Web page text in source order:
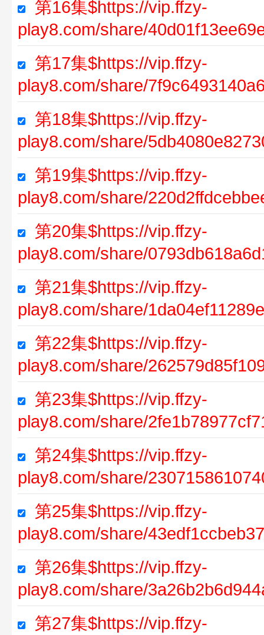
第16集$https://vip.ffzy-
play8.com/share/
第17集$https://vip.ffzy-
play8.com/share/
第18集$https://vip.ffzy-
play8.com/share/
第19集$https://vip.ffzy-
play8.com/share/
第20集$https://vip.ffzy-
play8.com/share/
第21集$https://vip.ffzy-
play8.com/share/
第22集$https://vip.ffzy-
play8.com/share/
第23集$https://vip.ffzy-
play8.com/share/
第24集$https://vip.ffzy-
play8.com/share/
第25集$https://vip.ffzy-
play8.com/share/
第26集$https://vip.ffzy-
play8.com/share/
第27集$https://vip.ffzy-